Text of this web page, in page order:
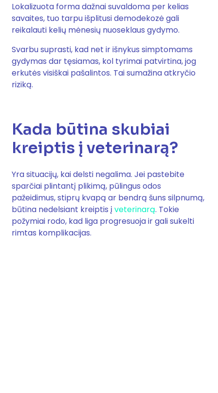
Lokalizuota forma dažnai suvaldoma per kelias
savaites, tuo tarpu išplitusi demodekozė gali
reikalauti kelių mėnesių nuoseklaus gydymo.
Svarbu suprasti, kad net ir išnykus simptomams
gydymas dar tęsiamas, kol tyrimai patvirtina, jog
erkutės visiškai pašalintos. Tai sumažina atkryčio
riziką.
Kada būtina skubiai
kreiptis į veterinarą?
Yra situacijų, kai delsti negalima. Jei pastebite
sparčiai plintantį plikimą, pūlingus odos
pažeidimus, stiprų kvapą ar bendrą šuns silpnumą,
būtina nedelsiant kreiptis į veterinarą. Tokie
požymiai rodo, kad liga progresuoja ir gali sukelti
rimtas komplikacijas.